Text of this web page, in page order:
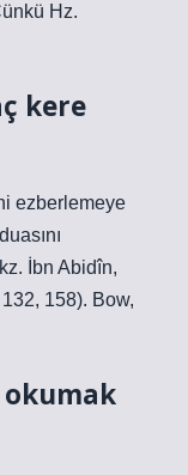
Hz.
kere
ezberlemeye
İbn Abidîn,
158). Bow,
okumak